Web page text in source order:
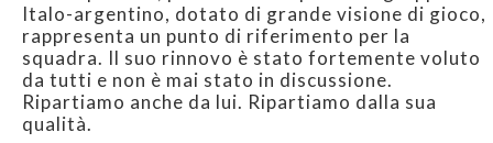
Italo-argentino, dotato di grande visione di gioco,
rappresenta un punto di riferimento per la
squadra. Il suo rinnovo è stato fortemente voluto
da tutti e non è mai stato in discussione.
Ripartiamo anche da lui. Ripartiamo dalla sua
qualità.